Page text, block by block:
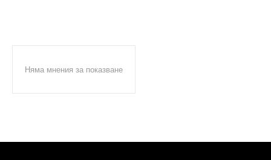
Няма мнения за показване